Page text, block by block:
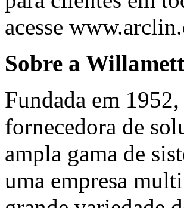
acesse
Sobre a
Fundada em
fornecedora de
ampla gama de
uma empresa